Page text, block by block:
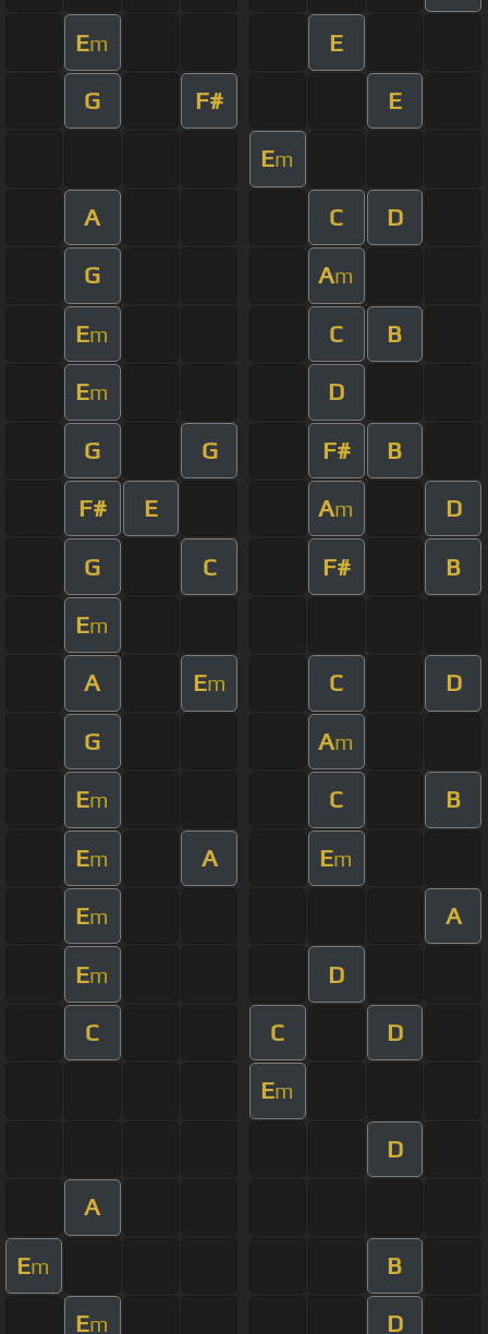
Em E
G F# E
Em
A C D
G Am
Em C B
Em D
G G F# B
F# E Am D
G C F# B
Em
A Em C D
G Am
Em C B
Em A Em
Em A
Em D
C C D
Em
D
A
Em B
Em D